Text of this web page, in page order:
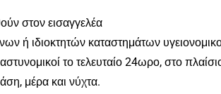
στον εισαγγελέα
ή ιδιοκτητών καταστημάτων
το τελευταίο 24ωρο, στο
μέρα και νύχτα.